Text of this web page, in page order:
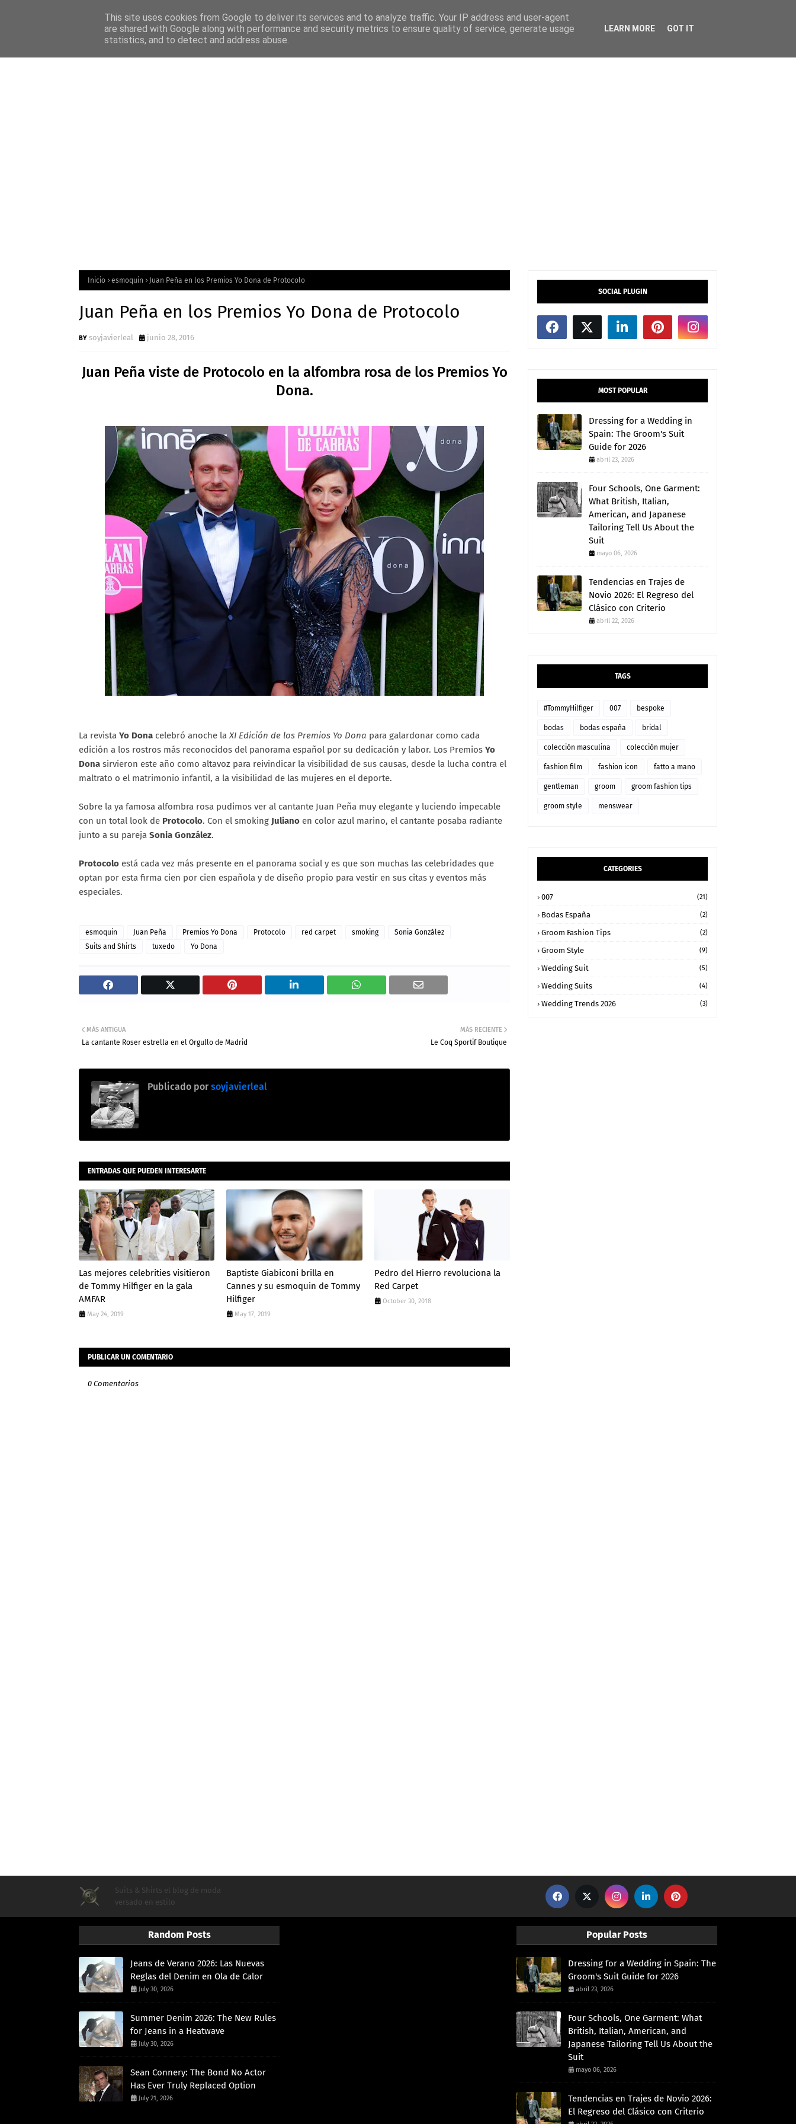
Home Features Menciones Mega Menu
Inicio esmoquin Juan Peña en los Premios Yo Dona de Protocolo
Juan Peña en los Premios Yo Dona de Protocolo
soyjavierleal junio 28, 2016
Juan Peña viste de Protocolo en la alfombra rosa de los Premios Yo
Dona.
La revista Yo Dona celebró anoche laXI Edición de los Premios Yo Dona para galardonar como cada
edición a los rostros más reconocidos del panorama español por su dedicación y labor. Los Premios Yo
Dona sirvieron este año como altavoz para reivindicar la visibilidad de sus causas, desde la lucha contra el
maltrato o el matrimonio infantil, a la visibilidad de las mujeres en el deporte.
Sobre la ya famosa alfombra rosa pudimos ver al cantante Juan Peña muy elegante y luciendo impecable
con un total look de Protocolo. Con el smoking Juliano en color azul marino, el cantante posaba radiante
junto a su pareja Sonia González.
Protocolo está cada vez más presente en el panorama social y es que son muchas las celebridades que
optan por esta firma cien por cien española y de diseño propio para vestir en sus citas y eventos más
especiales.
esmoquin Juan Peña Premios Yo Dona Protocolo red carpet smoking
Sonia González
Suits and Shirts
tuxedo Yo Dona
MÁS RECIENTE
Le Coq Sportif Boutique
MÁS ANTIGUA
La cantante Roser estrella en el Orgullo de Madrid
Publicado por soyjavierleal
ENTRADAS QUE PUEDEN INTERESARTE
Las mejores celebrities visitieron
de Tommy Hilfiger en la gala
AMFAR
May 24, 2019
Baptiste Giabiconi brilla en
Cannes y su esmoquin de Tommy
Hilfiger
May 17, 2019
Pedro del Hierro revoluciona la
Red Carpet
October 30, 2018
PUBLICAR UN COMENTARIO
0 Comentarios
SOCIAL PLUGIN
MOST POPULAR
Dressing for a Wedding in
Spain: The Groom's Suit
Guide for 2026
abril 23, 2026
Four Schools, One Garment:
What British, Italian,
American, and Japanese
Tailoring Tell Us About the
Suit
mayo 06, 2026
Tendencias en Trajes de
Novio 2026: El Regreso del
Clásico con Criterio
abril 22, 2026
TAGS
#TommyHilfiger 007 bespoke
bodas bodas españa bridal
colección masculina colección mujer
fashion film fashion icon fatto a mano
gentleman groom groom fashion tips
groom style menswear
CATEGORIES
007 (21)
Bodas España (2)
Groom Fashion Tips (2)
Groom Style (9)
Wedding Suit (5)
Wedding Suits (4)
Wedding Trends 2026 (3)
Suits & Shirts el blog de moda
versado en estilo
Random Posts
Jeans de Verano 2026: Las Nuevas
Reglas del Denim en Ola de Calor
July 30, 2026
Summer Denim 2026: The New Rules
for Jeans in a Heatwave
July 30, 2026
Sean Connery: The Bond No Actor
Has Ever Truly Replaced Option
July 21, 2026
Popular Posts
Dressing for a Wedding in Spain: The
Groom's Suit Guide for 2026
abril 23, 2026
Four Schools, One Garment: What
British, Italian, American, and
Japanese Tailoring Tell Us About the
Suit
mayo 06, 2026
Tendencias en Trajes de Novio 2026:
El Regreso del Clásico con Criterio
This site uses cookies from Google to deliver its services and to analyze traffic. Your IP address and user-agent
are shared with Google along with performance and security metrics to ensure quality of service, generate usage
statistics, and to detect and address abuse.
LEARN MORE GOT IT